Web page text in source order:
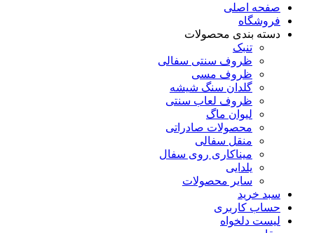
صفحه اصلی
فروشگاه
دسته بندی محصولات
تنبک
ظروف سنتی سفالی
ظروف مسی
گلدان سنگ شیشه
ظروف لعاب سنتی
لیوان ماگ
محصولات صادراتی
منقل سفالی
میناکاری روی سفال
یلدایی
سایر محصولات
سبد خرید
حساب کاربری
لیست دلخواه